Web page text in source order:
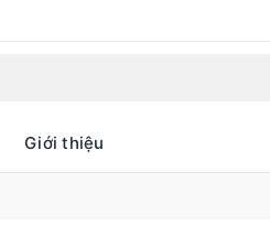
Giới thiệu